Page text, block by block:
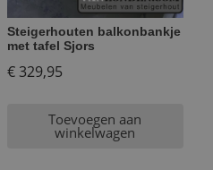
Steigerhouten balkonbankje
met tafel Sjors
€329,95
Toevoegen aan
winkelwagen